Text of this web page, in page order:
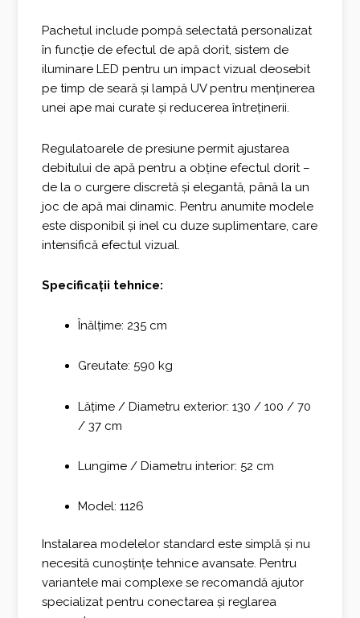
Pachetul include pompă selectată personalizat
în funcție de efectul de apă dorit, sistem de
iluminare LED pentru un impact vizual deosebit
pe timp de seară și lampă UV pentru menținerea
unei ape mai curate și reducerea întreținerii.
Regulatoarele de presiune permit ajustarea
debitului de apă pentru a obține efectul dorit –
de la o curgere discretă și elegantă, până la un
joc de apă mai dinamic. Pentru anumite modele
este disponibil și inel cu duze suplimentare, care
intensifică efectul vizual.
Specificații tehnice:
Înălțime: 235 cm
Greutate: 590 kg
Lățime / Diametru exterior: 130 / 100 / 70
/ 37 cm
Lungime / Diametru interior: 52 cm
Model: 1126
Instalarea modelelor standard este simplă și nu
necesită cunoștințe tehnice avansate. Pentru
variantele mai complexe se recomandă ajutor
specializat pentru conectarea și reglarea